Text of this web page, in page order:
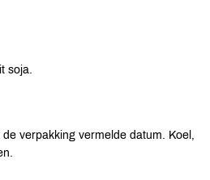
soja.
verpakking vermelde datum. Koel,